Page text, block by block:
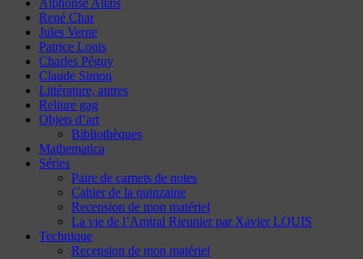
René Char
Jules Verne
Patrice Louis
Charles Péguy
Claude Simon
Littérature, autres
Reliure gag
Objets d’art
Bibliothèques
Mathematica
Séries
Paire de carnets de notes
Cahier de la quinzaine
Recension de mon matériel
La vie de l’Amiral Rieunier par Xavier LOUIS
Technique
Recension de mon matériel